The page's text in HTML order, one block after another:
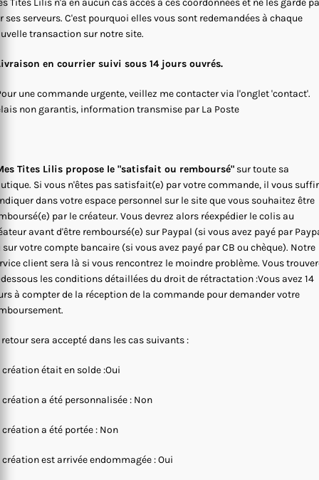
Tites Lilis n'a en aucun cas accès à ces coordonnées et ne les garde
ses serveurs. C'est pourquoi elles vous sont redemandées à chaque
transaction sur notre site.
en courrier suivi sous 14 jours ouvrés.
une commande urgente, veillez me contacter via l'onglet 'contact'.
non garantis, information transmise par La Poste
Tites Lilis propose le "satisfait ou remboursé" sur toute sa
Si vous n'êtes pas satisfait(e) par votre commande, il vous
dans votre espace personnel sur le site que vous souhaitez être
par le créateur. Vous devrez alors réexpédier le colis au
avant d'être remboursé(e) sur Paypal (si vous avez payé par
sur votre compte bancaire (si vous avez payé par CB ou chèque). Notre
client sera là si vous rencontrez le moindre problème. Vous
les conditions détaillées du droit de rétractation :Vous avez 14
à compter de la réception de la commande pour demander votre
retour sera accepté dans les cas suivants :
création était en solde :Oui
création a été personnalisée : Non
création a été portée : Non
création est arrivée endommagée : Oui